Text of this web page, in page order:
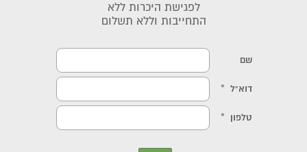
לפגישת היכרות ללא
התחייבות וללא תשלום